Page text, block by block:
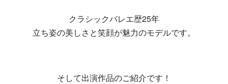
クラシックバレエ歴25年
立ち姿の美しさと笑顔が魅力のモデルです。
そして出演作品のご紹介です！